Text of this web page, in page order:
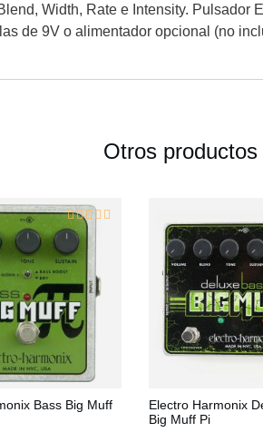
Width, Rate e Intensity.
de 9V o alimentador opcional (no
Otros
Bass Big Muff
Electro Harmonix
Big Muff Pi